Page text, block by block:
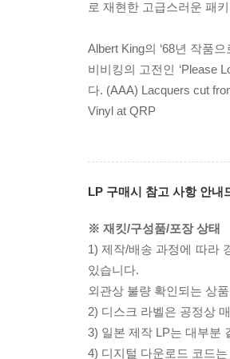
로 재현한 고급스러운 패
Albert King의 ‘68년 작품
비비킹의 고전인 ‘Please
다. (AAA) Lacquers cut
Vinyl at QRP
LP 구매시 참고 사항 안내
※ 재킷/구성품/포장 상태
1) 제작/배송 과정에 따라
있습니다.
외관상 불량 확인되는 상
2) 디스크 라벨은 공정상
3) 일본 제작 LP는 대부분
4) 디지털 다운로드 코드